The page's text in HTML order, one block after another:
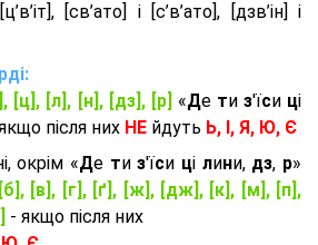
[св’ато] і [с’в’ато], [дзв’iн] і
[ц], [л], [н], [дз], [р] «Де ти з'їси ці
після них НЕ йдуть Ь, І, Я, Ю, Є
окрім «Де тиз'їси ці лини, дз, р»
[б], [в], [г], [ґ], [ж], [дж], [к], [м], [п],
- якщо після них